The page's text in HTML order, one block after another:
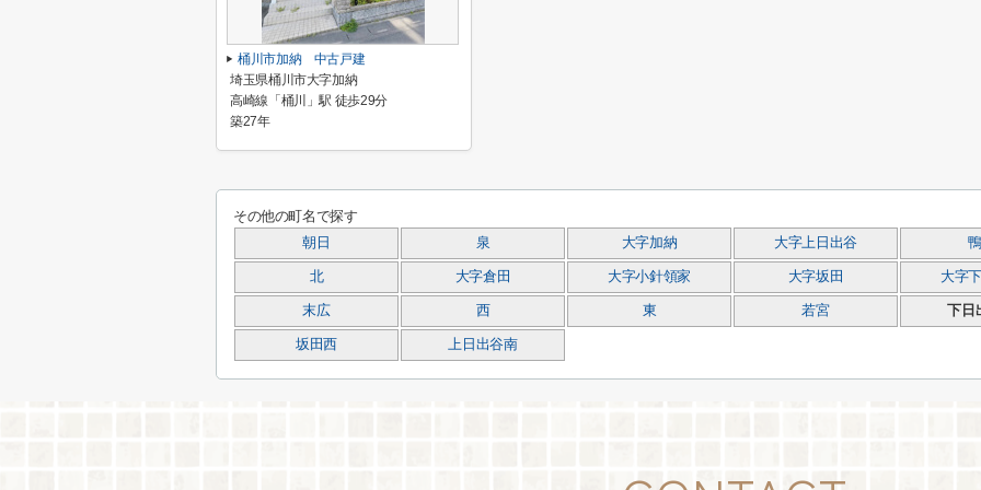
桶川市加納 中古戸建
埼玉県桶川市大字加納
高崎線「桶川」駅 徒歩29分
築27年
その他の町名で探す
朝日 泉 大字加納 大字上日出谷
北 大字倉田 大字小針領家 大字坂田 大字
末広 西 東 若宮 下
坂田西 上日出谷南